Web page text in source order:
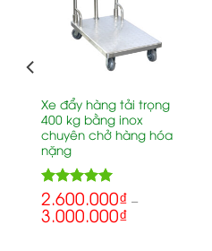
Xe đẩy hàng tải trọng
400 kg bằng inox
chuyên chở hàng hóa
nặng
Rated5.00
out of 5
2.600.000₫ –
3.000.000₫